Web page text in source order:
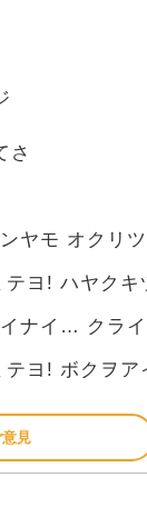
さ
ヤモ オクリ
ヨ! ハヤクキ
ナイ… クライ
ヨ! ボクヲア
見